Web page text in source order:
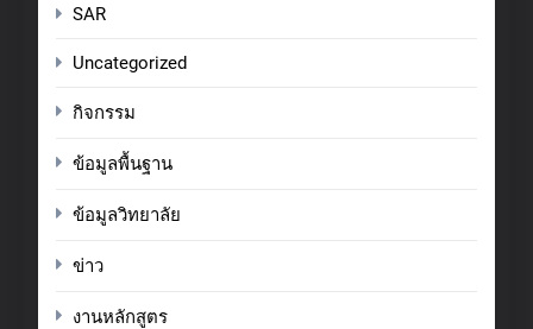
SAR
Uncategorized
กิจกรรม
ข้อมูลพื้นฐาน
ข้อมูลวิทยาลัย
ข่าว
งานหลักสูตร